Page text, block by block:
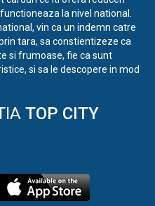
la nivel national.
vin ca un indemn catre
tara, sa constientizeze ca
si frumoase, fie ca sunt
si sa le descopere in mod
TOP CITY